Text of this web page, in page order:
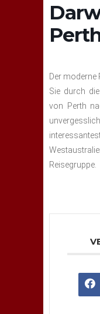
Der
Sie durch
von Perth
Reisegruppe.